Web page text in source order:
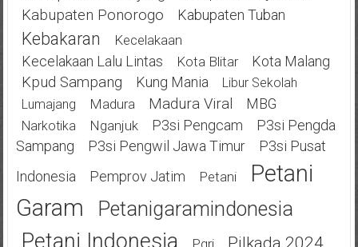
Kabupaten Ponorogo Kabupaten Tuban
Kebakaran Kecelakaan
Kecelakaan Lalu Lintas Kota Blitar Kota Malang
Kpud Sampang Kung Mania
Libur Sekolah
Lumajang
Madura Madura Viral MBG
Narkotika Nganjuk P3si Pengcam
P3si Pengda
Sampang
P3si Pengwil Jawa Timur
P3si Pusat
Indonesia
Pemprov Jatim Petani
Petani
Garam
Petanigaramindonesia
Petani Indonesia Pgri Pilkada 2024